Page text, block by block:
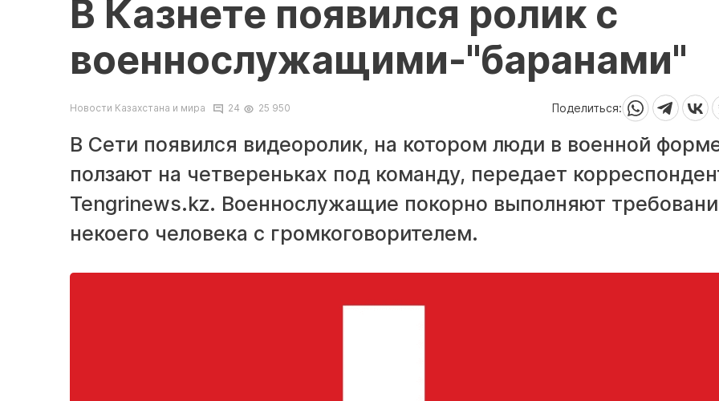
В Казнете появился ролик с
военнослужащими-"баранами"
Новости Казахстана и мира 24 25 950 Поделиться:
В Сети появился видеоролик, на котором люди в военной
ползают на четвереньках под команду, передает
Tengrinews.kz. Военнослужащие покорно выполняют
некоего человека с громкоговорителем.